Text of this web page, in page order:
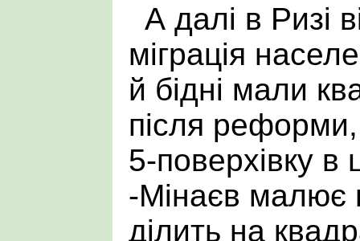
А далі в Ризі
міграція
й бідні мали
після
5-поверхівку в
-Мінаєв малює
ділить на